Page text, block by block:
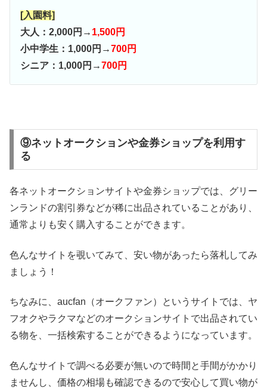
[入園料]
大人：2,000円→ 1,500円
小中学生：1,000円→700円
シニア：1,000円→700円
⑨ネットオークションや金券ショップを利用す
る
各ネットオークションサイトや金券ショップでは、グリー
ンランドの割引券などが稀に出品されていることがあり、
通常よりも安く購入することができます。
色んなサイトを覗いてみて、安い物があったら落札してみ
ましょう！
ちなみに、aucfan（オークファン）というサイトでは、ヤ
フオクやラクマなどのオークションサイトで出品されてい
る物を、一括検索することができるようになっています。
色んなサイトで調べる必要が無いので時間と手間がかかり
ませんし、価格の相場も確認できるので安心して買い物が